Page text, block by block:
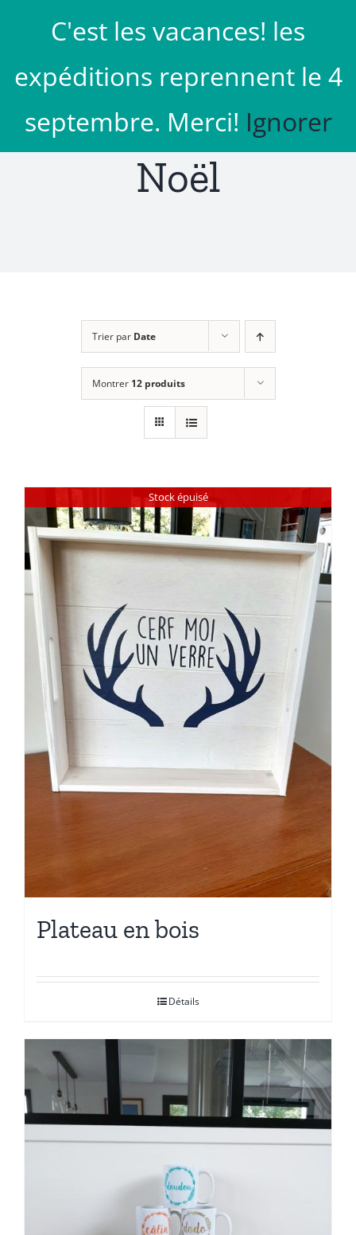
C'est les vacances! les
expéditions reprennent le 4
septembre. Merci! Ignorer
Noël
Trier par Date
Montrer 12 produits
Stock épuisé
Plateau en bois
Détails